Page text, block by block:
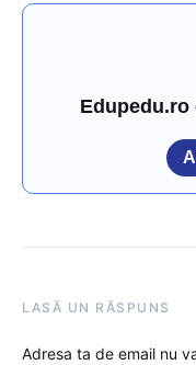
Edupedu.ro
LASĂ UN RĂSPUNS
Adresa ta de email nu